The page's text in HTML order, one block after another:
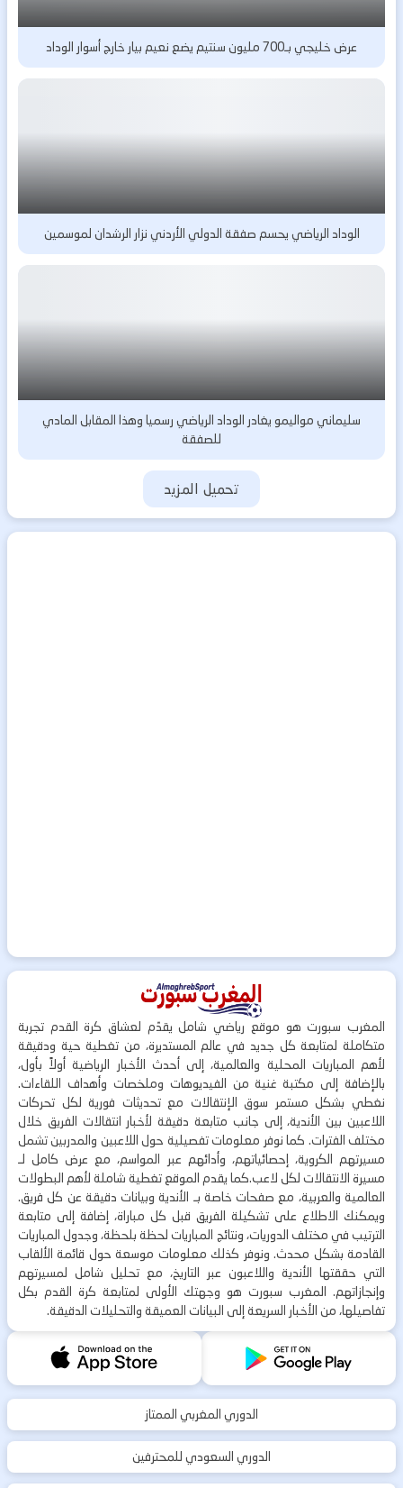
عرض خليجي بـ700 مليون سنتيم يضع نعيم بيار خارج أسوار الوداد
الوداد الرياضي يحسم صفقة الدولي الأردني نزار الرشدان لموسمين
سليماني مواليمو يغادر الوداد الرياضي رسميا وهذا المقابل المادي
للصفقة
تحميل المزيد
المغرب سبورت هو موقع رياضي شامل يقدّم لعشاق كرة القدم تجربة
متكاملة لمتابعة كل جديد في عالم المستديرة، من تغطية حية ودقيقة
لأهم المباريات المحلية والعالمية، إلى أحدث الأخبار الرياضية أولاً بأول،
بالإضافة إلى مكتبة غنية من الفيديوهات وملخصات وأهداف اللقاءات.
نغطي بشكل مستمر سوق الإنتقالات مع تحديثات فورية لكل تحركات
اللاعبين بين الأندية، إلى جانب متابعة دقيقة لأخبار انتقالات الفريق خلال
مختلف الفترات. كما نوفر معلومات تفصيلية حول اللاعبين والمدربين تشمل
مسيرتهم الكروية، إحصائياتهم، وأدائهم عبر المواسم، مع عرض كامل لـ
مسيرة الانتقالات لكل لاعب.كما يقدم الموقع تغطية شاملة لأهم البطولات
العالمية والعربية، مع صفحات خاصة بـ الأندية وبيانات دقيقة عن كل فريق.
ويمكنك الاطلاع على تشكيلة الفريق قبل كل مباراة، إضافة إلى متابعة
الترتيب في مختلف الدوريات، ونتائج المباريات لحظة بلحظة، وجدول المباريات
القادمة بشكل محدث. ونوفر كذلك معلومات موسعة حول قائمة الألقاب
التي حققتها الأندية واللاعبون عبر التاريخ، مع تحليل شامل لمسيرتهم
وإنجازاتهم. المغرب سبورت هو وجهتك الأولى لمتابعة كرة القدم بكل
تفاصيلها، من الأخبار السريعة إلى البيانات العميقة والتحليلات الدقيقة.
الدوري المغربي الممتاز
الدوري السعودي للمحترفين